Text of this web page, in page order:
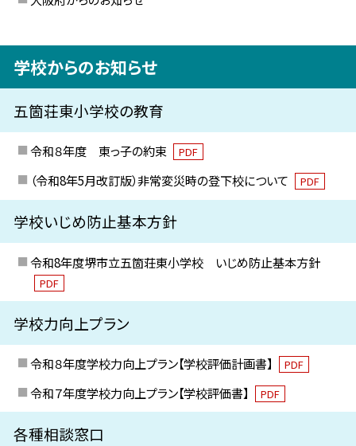
学校からのお知らせ
五箇荘東小学校の教育
令和８年度 東っ子の約束 PDF
（令和8年5月改訂版）非常変災時の登下校について PDF
学校いじめ防止基本方針
令和8年度堺市立五箇荘東小学校 いじめ防止基本方針
PDF
学校力向上プラン
令和８年度学校力向上プラン【学校評価計画書】 PDF
令和７年度学校力向上プラン【学校評価書】 PDF
各種相談窓口